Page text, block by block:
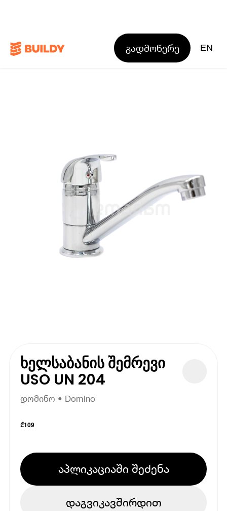
გადმოწერე EN
ხელსაბანის შემრევი
USO UN 204
დომინო • Domino
₾109
აპლიკაციაში შეძენა
დაგვიკავშირდით